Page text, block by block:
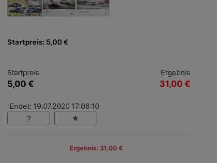
Startpreis: 5,00 €
Startpreis
5,00 €
Ergebnis
31,00 €
Endet: 19.07.2020 17:06:10
Ergebnis: 31,00 €